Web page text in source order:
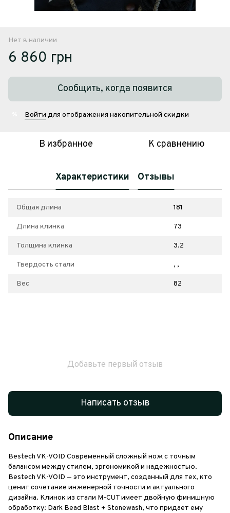
Нет в наличии
6 860 грн
Сообщить, когда появится
Войти для отображения накопительной скидки
В избранное К сравнению
Характеристики Отзывы
Общая длина 181
Длина клинка 73
Толщина клинка 3.2
Твердость стали , ,
Вес 82
Добавьте первый отзыв
Написать отзыв
Описание
Bestech VK-VOID Современный сложный нож с точным
балансом между стилем, эргономикой и надежностью.
Bestech VK-VOID — это инструмент, созданный для тех, кто
ценит сочетание инженерной точности и актуального
дизайна. Клинок из стали M-CUT имеет двойную финишную
обработку: Dark Bead Blast + Stonewash, что придает ему